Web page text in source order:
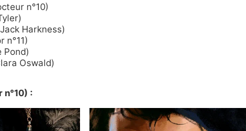
n°10)
Harkness)
n°11)
Pond)
Oswald)
n°10) :